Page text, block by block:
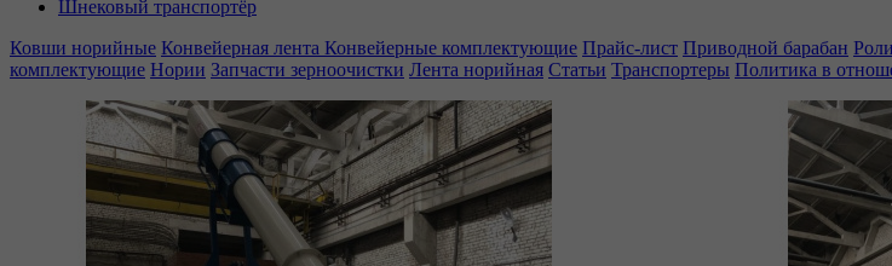
Шнековый транспортёр
Ковши норийные Конвейерная лента Конвейерные комплектующие Прайс-лист Приводной барабан
комплектующие Нории Запчасти зерноочистки Лента норийная Статьи Транспортеры Политика в